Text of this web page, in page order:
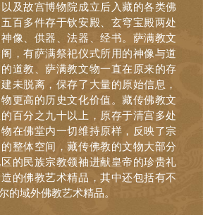
及故宫博物院成立后入藏的各类佛
百多件存于钦安殿、玄穹宝殿两处
像、供器、法器、经书。萨满教文
，有萨满祭祀仪式所用的神像与道
道教、萨满教文物一直在原来的存
未脱离，保存了大量的原始信息，
更高的历史文化价值。藏传佛教文
百分之九十以上，原存于清宫多处
在佛堂内一切维持原样，反映了宗
整体空间，藏传佛教的文物大部分
的民族宗教领袖进献皇帝的珍贵礼
的佛教艺术精品，其中还包括有不
的域外佛教艺术精品。